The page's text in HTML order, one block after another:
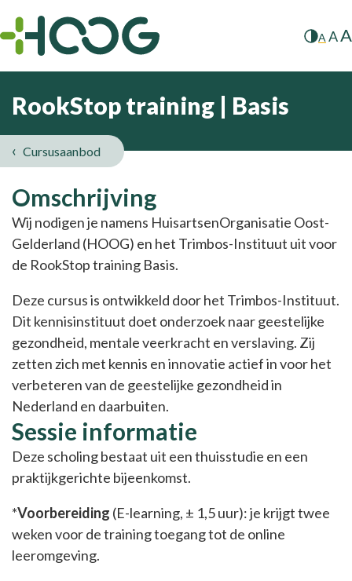
A AA
RookStop training | Basis
Cursusaanbod
RookStop
training
|
Basis
Omschrijving
Wij nodigen je namens HuisartsenOrganisatie Oost-
Gelderland (HOOG) en het Trimbos-Instituut uit voor
de RookStop training Basis.
Deze cursus is ontwikkeld door het Trimbos-Instituut.
Dit kennisinstituut doet onderzoek naar geestelijke
gezondheid, mentale veerkracht en verslaving. Zij
zetten zich met kennis en innovatie actief in voor het
verbeteren van de geestelijke gezondheid in
Nederland en daarbuiten.
Sessie informatie
Deze scholing bestaat uit een thuisstudie en een
praktijkgerichte bijeenkomst.
*Voorbereiding (E-learning, ± 1,5 uur): je krijgt twee
weken voor de training toegang tot de online
leeromgeving.